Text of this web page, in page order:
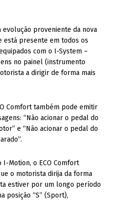
evolução proveniente da nova
está presente em todos os
com o I-System –
no painel (instrumento
a dirigir de forma mais
Comfort também pode emitir
“Não acionar o pedal do
e “Não acionar o pedal do
I-Motion, o ECO Comfort
o motorista dirija da forma
estiver por um longo período
posição “S” (Sport),